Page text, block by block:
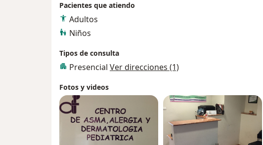
dermatitis atópica, entre otras enfermedades alérgicas.
Pacientes que atiendo
Adultos
Niños
Tipos de consulta
Presencial Ver direcciones (1)
Fotos y videos